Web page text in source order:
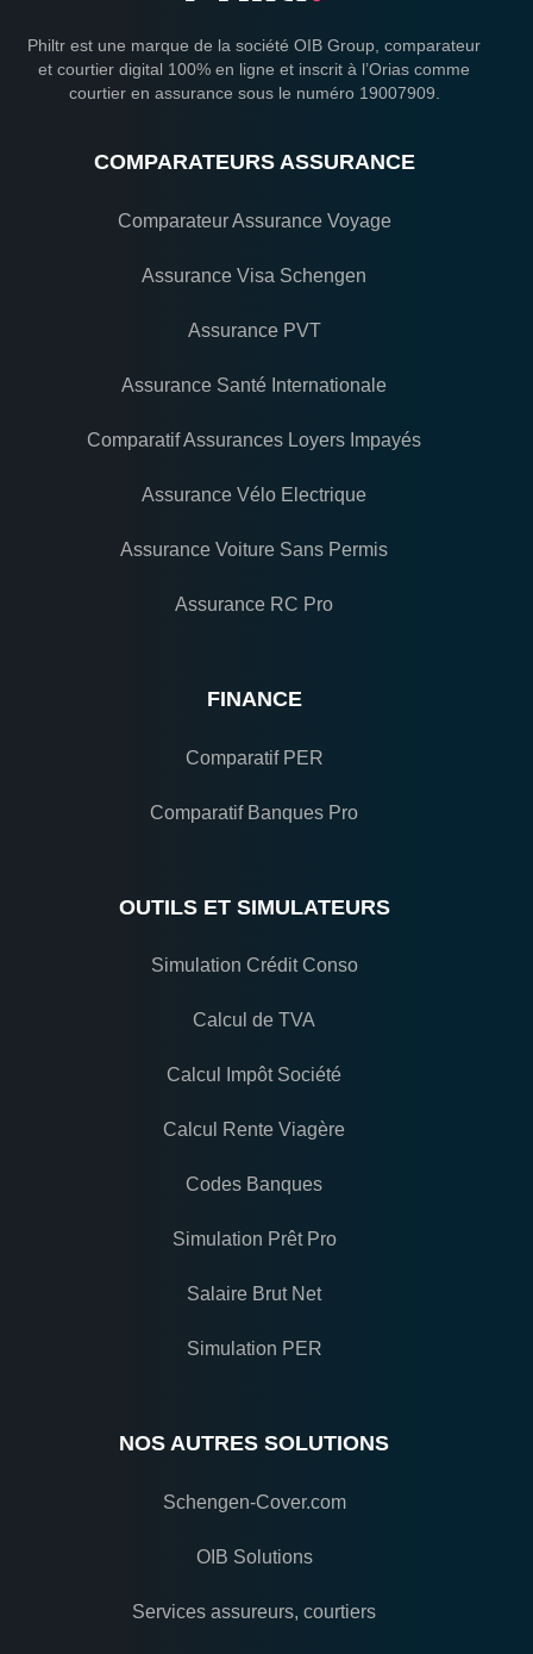
Philtr est une marque de la société OIB Group, comparateur
et courtier digital 100% en ligne et inscrit à l’Orias comme
courtier en assurance sous le numéro 19007909.
COMPARATEURS ASSURANCE
Comparateur Assurance Voyage
Assurance Visa Schengen
Assurance PVT
Assurance Santé Internationale
Comparatif Assurances Loyers Impayés
Assurance Vélo Electrique
Assurance Voiture Sans Permis
Assurance RC Pro
FINANCE
Comparatif PER
Comparatif Banques Pro
OUTILS ET SIMULATEURS
Simulation Crédit Conso
Calcul de TVA
Calcul Impôt Société
Calcul Rente Viagère
Codes Banques
Simulation Prêt Pro
Salaire Brut Net
Simulation PER
NOS AUTRES SOLUTIONS
Schengen-Cover.com
OIB Solutions
Services assureurs, courtiers